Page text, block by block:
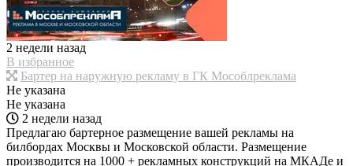
2 недели назад
В избранное
Бартер на наружную рекламу в ГК Мособлреклама
Не указана
Не указана
2 недели назад
Предлагаю бартерное размещение вашей рекламы на
билбордах Москвы и Московской области. Размещение
производится на 1000 + рекламных конструкций на МКАДе и